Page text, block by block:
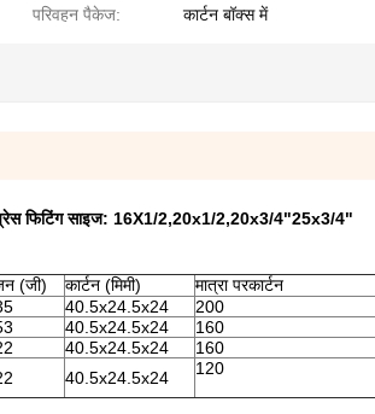
परिवहन पैकेज: कार्टन बॉक्स में
फिटिंग साइज: 16X1/2,20x1/2,20x3/4"25x3/4"
(जी) कार्टन (मिमी)
मात्रा परकार्टन
40.5x24.5x24
200
40.5x24.5x24
160
40.5x24.5x24
160
40.5x24.5x24 120